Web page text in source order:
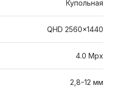
Купольная
QHD 2560x1440
4.0 Mpx
2,8-12 мм